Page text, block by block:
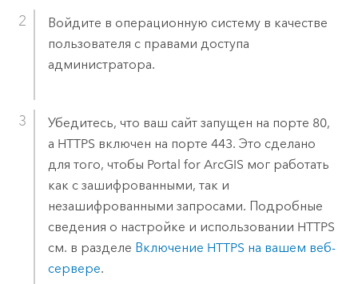
Войдите в операционную систему в качестве
пользователя с правами доступа
администратора.
Убедитесь, что ваш сайт запущен на порте 80,
а HTTPS включен на порте 443. Это сделано
для того, чтобы Portal for ArcGIS мог работать
как с зашифрованными, так и
незашифрованными запросами. Подробные
сведения о настройке и использовании HTTPS
см. в разделе Включение HTTPS на вашем веб-
сервере.